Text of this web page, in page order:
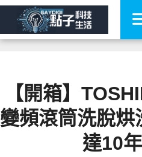
【開箱】
變頻滾筒洗脫
達10